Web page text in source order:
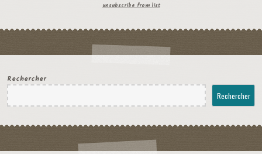
unsubscribe from list
Rechercher
Rechercher